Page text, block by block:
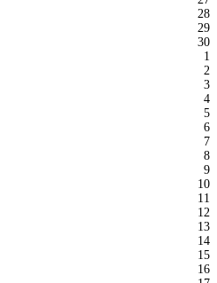
28
29
30
1
2
3
4
5
6
7
8
9
10
11
12
13
14
15
16